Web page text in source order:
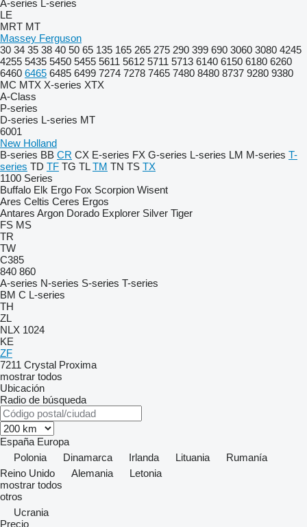
A-series L-series
LE
MRT MT
Massey Ferguson
30 34 35 38 40 50 65 135 165 265 275 290 399 690 3060 3080 4245
4255 5435 5450 5455 5611 5612 5711 5713 6140 6150 6180 6260
6460 6465 6485 6499 7274 7278 7465 7480 8480 8737 9280 9380
MC MTX X-series XTX
A-Class
P-series
D-series L-series MT
6001
New Holland
B-series BB CR CX E-series FX G-series L-series LM M-series T-
series TD TF TG TL TM TN TS TX
1100 Series
Buffalo Elk Ergo Fox Scorpion Wisent
Ares Celtis Ceres Ergos
Antares Argon Dorado Explorer Silver Tiger
FS MS
TR
TW
C385
840 860
A-series N-series S-series T-series
BM C L-series
TH
ZL
NLX 1024
KE
ZF
7211 Crystal Proxima
mostrar todos
Ubicación
Radio de búsqueda
España Europa
Polonia
Dinamarca Irlanda Lituania
Rumanía
Reino Unido
Alemania
Letonia
mostrar todos
otros
Ucrania
Precio